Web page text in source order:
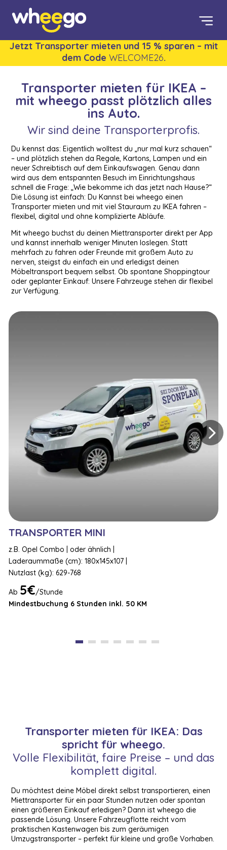
Jetzt Transporter mieten und 15 % sparen – mit
dem Code WELCOME26.
Transporter mieten für IKEA –
mit wheego passt plötzlich alles
ins Auto.
Wir sind deine Transporterprofis.
Du kennst das: Eigentlich wolltest du „nur mal kurz schauen“
– und plötzlich stehen da Regale, Kartons, Lampen und ein
neuer Schreibtisch auf dem Einkaufswagen. Genau dann
wird aus dem entspannten Besuch im Einrichtungshaus
schnell die Frage: „Wie bekomme ich das jetzt nach Hause?“
Die Lösung ist einfach: Du Kannst bei wheego einen
Transporter mieten und mit viel Stauraum zu IKEA fahren –
flexibel, digital und ohne komplizierte Abläufe.
Mit wheego buchst du deinen Miettransporter direkt per App
und kannst innerhalb weniger Minuten loslegen. Statt
mehrfach zu fahren oder Freunde mit großem Auto zu
nerven, steigst du einfach ein und erledigst deinen
Möbeltransport bequem selbst. Ob spontane Shoppingtour
oder geplanter Einkauf: Unsere Fahrzeuge stehen dir flexibel
zur Verfügung.
TRANSPORTER MINI
z.B. Opel Combo | oder ähnlich |
Laderaummaße (cm): 180x145x107 |
Nutzlast (kg): 629-768
Ab 5€/Stunde
Mindestbuchung 6 Stunden inkl. 50 KM
Transporter mieten für IKEA: Das
spricht für wheego.
Volle Flexibilität, faire Preise – und das
komplett digital.
Du möchtest deine Möbel direkt selbst transportieren, einen
Miettransporter für ein paar Stunden nutzen oder spontan
einen größeren Einkauf erledigen? Dann ist wheego die
passende Lösung. Unsere Fahrzeugflotte reicht vom
praktischen Kastenwagen bis zum geräumigen
Umzugstransporter – perfekt für kleine und große Vorhaben.